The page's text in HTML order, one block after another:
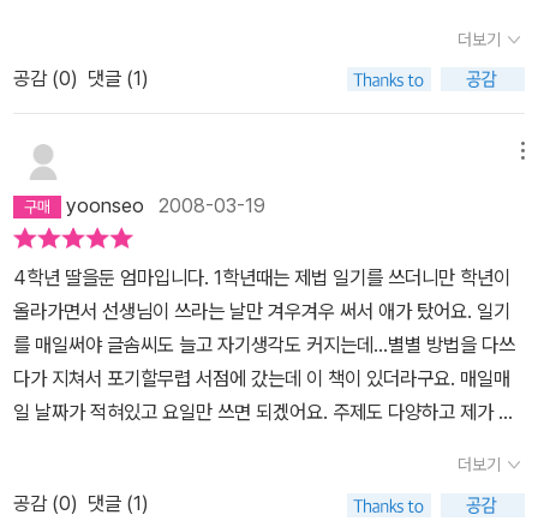
더보기
공감 (0) 댓글 (1)
yoonseo 2008-03-19
4학년 딸을둔 엄마입니다. 1학년때는 제법 일기를 쓰더니만 학년이
올라가면서 선생님이 쓰라는 날만 겨우겨우 써서 애가 탔어요. 일기
를 매일써야 글솜씨도 늘고 자기생각도 커지는데...별별 방법을 다쓰
다가 지쳐서 포기할무렵 서점에 갔는데 이 책이 있더라구요. 매일매
일 날짜가 적혀있고 요일만 쓰면 되겠어요. 주제도 다양하고 제가 봐
데 오늘이 4일째... '엄마는 보면 안돼' 하면서 열심히 그리고 쓰고 색
칠하고 있더라구요. 잘때는 옆에 두고 자기도 해요. 일년동안 우리 아
더보기
공감 (0) 댓글 (1)